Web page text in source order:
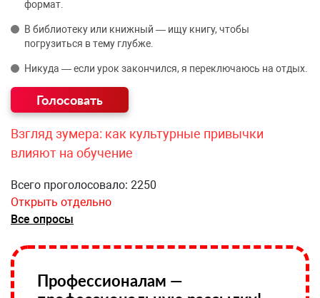
формат.
В библиотеку или книжный — ищу книгу, чтобы
погрузиться в тему глубже.
Никуда — если урок закончился, я переключаюсь на отдых.
Взгляд зумера: как культурные привычки
влияют на обучение
Всего проголосовало: 2250
Открыть отдельно
Все опросы
Профессионалам —